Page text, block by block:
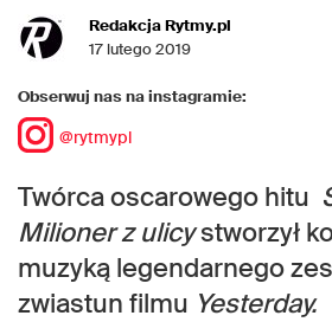
Redakcja Rytmy.pl
17 lutego 2019
Obserwuj nas na instagramie:
@rytmypl
Twórca oscarowego hitu
Milioner z ulicystworzył
muzyką legendarnego
zwiastun filmu Yesterday.